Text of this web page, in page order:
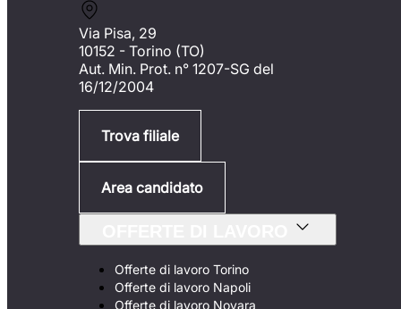
Via Pisa, 29
10152 - Torino (TO)
Aut. Min. Prot. n° 1207-SG del
16/12/2004
Trova filiale
Area candidato
Offerte di lavoro Torino
Offerte di lavoro Napoli
Offerte di lavoro Novara